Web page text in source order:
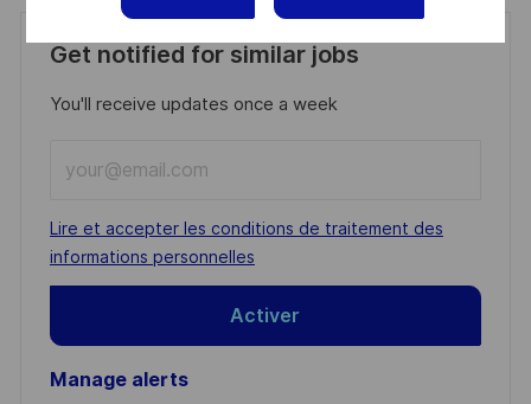
Get notified for similar jobs
You'll receive updates once a week
Email
address
(Required)
Required
Lire et accepter les conditions de traitement des
informations personnelles
Activer
Manage alerts